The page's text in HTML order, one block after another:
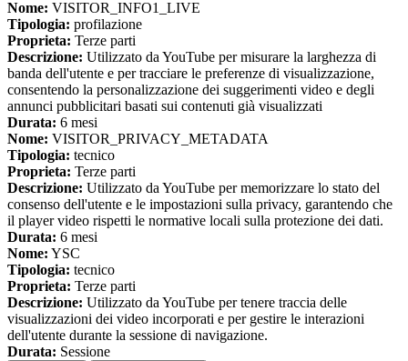
Nome: VISITOR_INFO1_LIVE
Tipologia: profilazione
Proprieta: Terze parti
Descrizione: Utilizzato da YouTube per misurare la larghezza di
banda dell'utente e per tracciare le preferenze di visualizzazione,
consentendo la personalizzazione dei suggerimenti video e degli
annunci pubblicitari basati sui contenuti già visualizzati
Durata: 6 mesi
Nome: VISITOR_PRIVACY_METADATA
Tipologia: tecnico
Proprieta: Terze parti
Descrizione: Utilizzato da YouTube per memorizzare lo stato del
consenso dell'utente e le impostazioni sulla privacy, garantendo che
il player video rispetti le normative locali sulla protezione dei dati.
Durata: 6 mesi
Nome: YSC
Tipologia: tecnico
Proprieta: Terze parti
Descrizione: Utilizzato da YouTube per tenere traccia delle
visualizzazioni dei video incorporati e per gestire le interazioni
dell'utente durante la sessione di navigazione.
Durata: Sessione